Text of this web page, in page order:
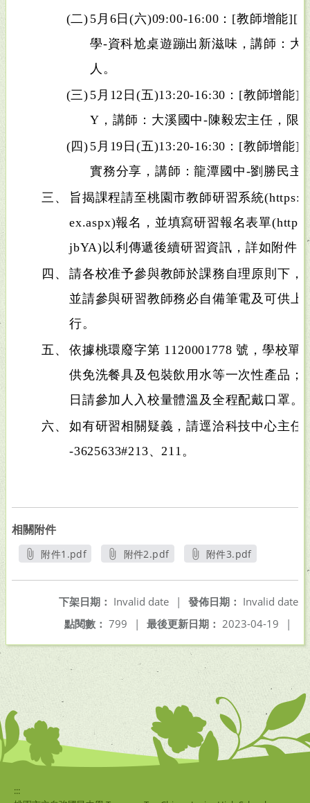
(二) 5月6日(六)09:00-16:00：[教師增能][
學-資科尬桌遊蹦出新滋味，講師：大
人。
(三) 5月12日(五)13:20-16:30：[教師增能
Y，講師：大溪國中-陳毅宏主任，限
(四) 5月19日(五)13:20-16:30：[教師增能
實務分享，講師：龍潭國中-劉勝民主
三、
旨揭課程請至桃園市教師研習系統
ex.aspx)報名，並填寫研習報名表單
jbYA)以利傳遞後續研習資訊，詳如附件。
四、 請各校准予參與教師於課務自理原則下，
並請參與研習教師務必自備筆電及可供上
行。
五、 依據桃環廢字第 1120001778 號，學校單
供免洗餐具及包裝飲用水等一次性產品；
日請參加人入校量體溫及全程配戴口罩。
六、 如有研習相關疑義，請逕洽科技中心主任
-3625633#213、211。
相關附件
附件1.pdf
附件2.pdf
附件3.pdf
發佈日期： Invalid date
下架日期： Invalid date
|
最後更新日期： 2023-04-19 |
點閱數： 799 |
:::